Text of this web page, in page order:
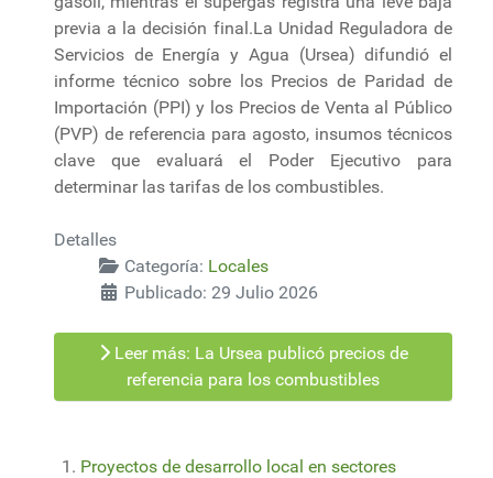
previa a la decisión final.La Unidad Reguladora de
Servicios de Energía y Agua (Ursea) difundió el
informe técnico sobre los Precios de Paridad de
Importación (PPI) y los Precios de Venta al Público
(PVP) de referencia para agosto, insumos técnicos
clave que evaluará el Poder Ejecutivo para
determinar las tarifas de los combustibles.
Detalles
Categoría: Locales
Publicado: 29 Julio 2026
Leer más: La Ursea publicó precios de
referencia para los combustibles
Proyectos de desarrollo local en sectores